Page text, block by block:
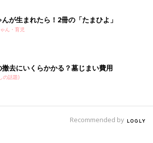
てください。
しれませんがw
での距離でどう滑るの？って話ですが。
すよね。
て子どもって幸せですね！
が生まれたら！2冊の「たまひよ」
ん・育児
撤去にいくらかかる？墓じまい費用
の話題)
Recommended by